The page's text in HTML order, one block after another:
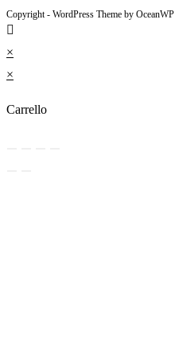
Copyright - WordPress Theme by OceanWP
×
×
Carrello